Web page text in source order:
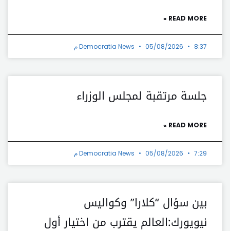
READ MORE »
Democratia News 05/08/2026 8:37 م
جلسة مرتقبة لمجلس الوزراء
READ MORE »
Democratia News 05/08/2026 7:29 م
بين سؤال “كلارا” وكواليس
نيويورك:العالم يقترب من اختيار أول